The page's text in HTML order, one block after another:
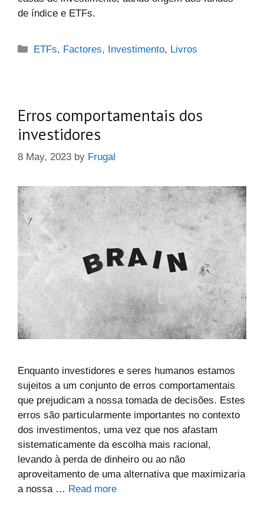
de índice e ETFs.
Categories
ETFs, Factores, Investimento, Livros
Erros comportamentais dos
investidores
8 May, 2023 by Frugal
Enquanto investidores e seres humanos estamos
sujeitos a um conjunto de erros comportamentais
que prejudicam a nossa tomada de decisões. Estes
erros são particularmente importantes no contexto
dos investimentos, uma vez que nos afastam
sistematicamente da escolha mais racional,
levando à perda de dinheiro ou ao não
aproveitamento de uma alternativa que maximizaria
a nossa … Read more